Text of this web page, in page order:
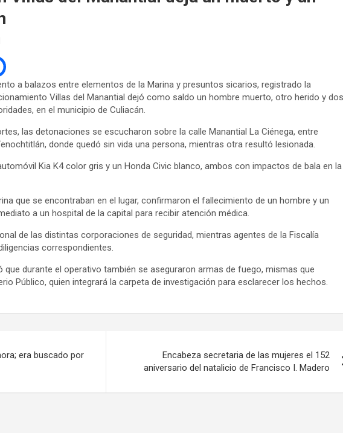
a balazos entre elementos de la Marina y presuntos sicarios, registrado la
Villas del Manantial dejó como saldo un hombre muerto, otro herido y dos
en el municipio de Culiacán.
las detonaciones se escucharon sobre la calle Manantial La Ciénega, entre
donde quedó sin vida una persona, mientras otra resultó lesionada.
Kia K4 color gris y un Honda Civic blanco, ambos con impactos de bala en la
que se encontraban en el lugar, confirmaron el fallecimiento de un hombre y un
a un hospital de la capital para recibir atención médica.
de las distintas corporaciones de seguridad, mientras agentes de la Fiscalía
correspondientes.
durante el operativo también se aseguraron armas de fuego, mismas que
Público, quien integrará la carpeta de investigación para esclarecer los hechos.
era buscado por
Encabeza secretaria de las mujeres el 152
aniversario del natalicio de Francisco I. Madero